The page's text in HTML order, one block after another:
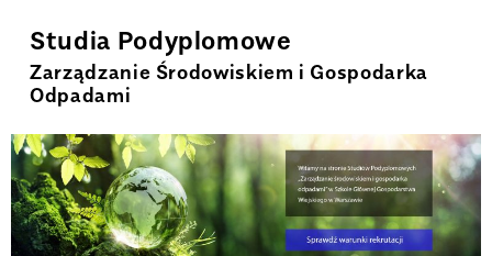
Studia Podyplomowe
Zarządzanie Środowiskiem i Gospodarka
Odpadami